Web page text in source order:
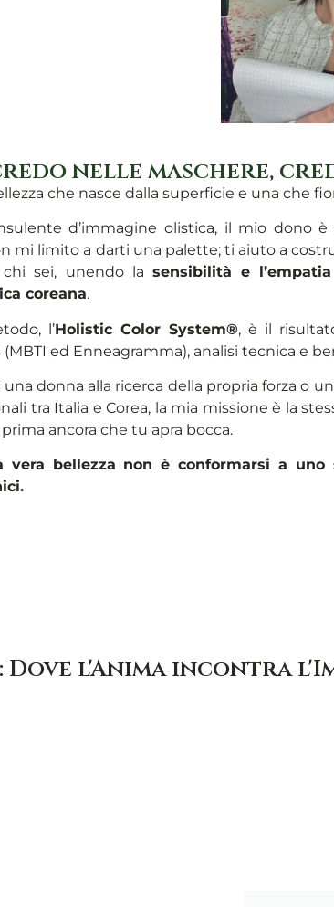
nelle maschere,
che nasce dalla superficie e una che
d’immagine olistica, il mio dono
mi limito a darti una palette; ti aiuto a
sei, unendo la sensibilità e
coreana.
l’Holistic Color System®, è il
(MBTI ed Enneagramma), analisi tecnica e
una donna alla ricerca della propria forza o
tra Italia e Corea, la mia missione è la
ancora che tu apra bocca.
vera bellezza non è conformarsi a
l'Anima incontra